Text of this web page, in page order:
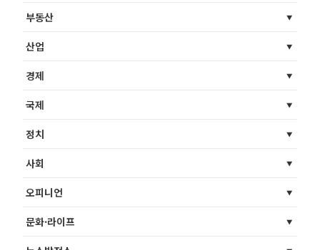
부동산
산업
경제
국제
정치
사회
오피니언
문화·라이프